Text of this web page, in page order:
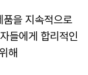
을 지속적으로
들에게 합리적인
해